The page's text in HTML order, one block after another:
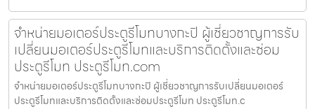
จำหน่ายมอเตอร์ประตูรีโมทบางกะปิ ผู้เชี่ยวชาญการรับ
เปลี่ยนมอเตอร์ประตูรีโมทและบริการติดตั้งและซ่อม
ประตูรีโมท ประตูรีโมท.com
จำหน่ายมอเตอร์ประตูรีโมทบางกะปิ ผู้เชี่ยวชาญการรับเปลี่ยนมอเตอร์
ประตูรีโมทและบริการติดตั้งและซ่อมประตูรีโมท ประตูรีโมท.c